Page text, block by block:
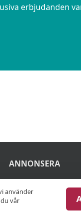
erbjudanden
ANNONSERA
Annonsera hos
använder
vår